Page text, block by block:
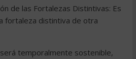
de las Fortalezas Distintivas: Es
fortaleza distintiva de otra
temporalmente sostenible,